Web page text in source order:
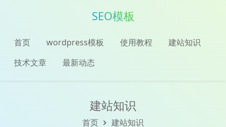
SEO模板
首页 wordpress模板 使用教程
建站知识
技术文章
最新动态
建站知识
首页 建站知识